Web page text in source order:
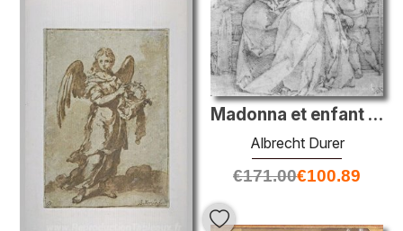
Madonna et enfant avec John le baptiste
Albrecht Durer
€171.00€100.89